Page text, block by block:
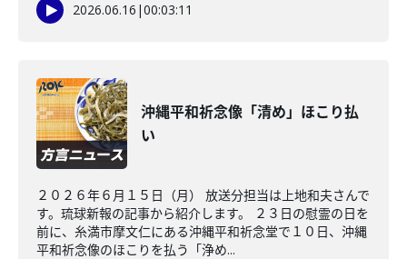
2026.06.16 |00:03:11
沖縄平和祈念像「清め」ほこり払
い
２０２６年６月１５日（月） 放送分担当は上地和夫さんで
す。琉球新報の記事から紹介します。 ２３日の慰霊の日を
前に、糸満市摩文仁にある沖縄平和祈念堂で１０日、沖縄
平和祈念像のほこりを払う「浄め...